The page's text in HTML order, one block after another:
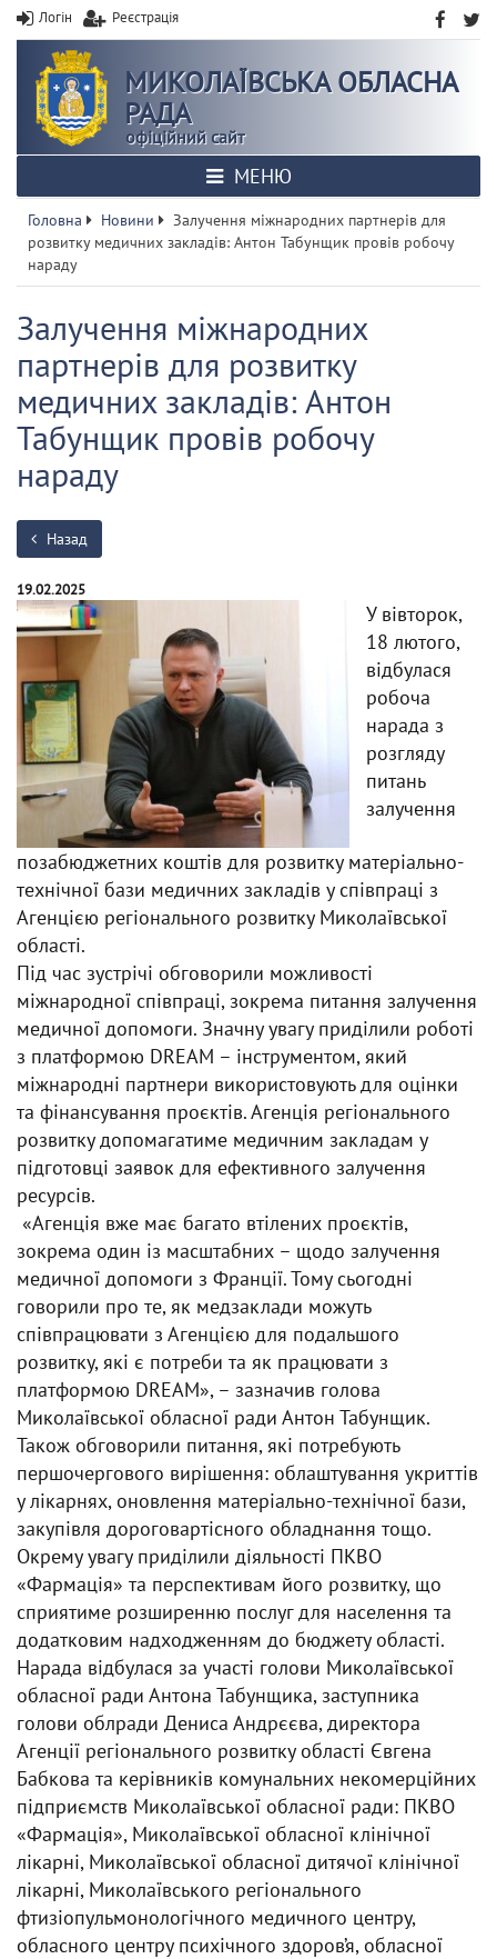
Логін Реєстрація
МИКОЛАЇВСЬКА ОБЛАСНА
РАДА
офіційний сайт
МЕНЮ
Головна Новини
Залучення міжнародних партнерів для
розвитку медичних закладів: Антон Табунщик провів робочу
нараду
Залучення міжнародних
партнерів для розвитку
медичних закладів: Антон
Табунщик провів робочу
нараду
Назад
19.02.2025
У вівторок,
18 лютого,
відбулася
робоча
нарада з
розгляду
питань
залучення
позабюджетних коштів для розвитку матеріально-
технічної бази медичних закладів у співпраці з
Агенцією регіонального розвитку Миколаївської
області.
Під час зустрічі обговорили можливості
міжнародної співпраці, зокрема питання залучення
медичної допомоги. Значну увагу приділили роботі
з платформою DREAM – інструментом, який
міжнародні партнери використовують для оцінки
та фінансування проєктів. Агенція регіонального
розвитку допомагатиме медичним закладам у
підготовці заявок для ефективного залучення
ресурсів.
«Агенція вже має багато втілених проєктів,
зокрема один із масштабних – щодо залучення
медичної допомоги з Франції. Тому сьогодні
говорили про те, як медзаклади можуть
співпрацювати з Агенцією для подальшого
розвитку, які є потреби та як працювати з
платформою DREAM», – зазначив голова
Миколаївської обласної ради Антон Табунщик.
Також обговорили питання, які потребують
першочергового вирішення: облаштування укриттів
у лікарнях, оновлення матеріально-технічної бази,
закупівля дороговартісного обладнання тощо.
Окрему увагу приділили діяльності ПКВО
«Фармація» та перспективам його розвитку, що
сприятиме розширенню послуг для населення та
додатковим надходженням до бюджету області.
Нарада відбулася за участі голови Миколаївської
обласної ради Антона Табунщика, заступника
голови облради Дениса Андрєєва, директора
Агенції регіонального розвитку області Євгена
Бабкова та керівників комунальних некомерційних
підприємств Миколаївської обласної ради: ПКВО
«Фармація», Миколаївської обласної клінічної
лікарні, Миколаївської обласної дитячої клінічної
лікарні, Миколаївського регіонального
фтизіопульмонологічного медичного центру,
обласного центру психічного здоров’я, обласної